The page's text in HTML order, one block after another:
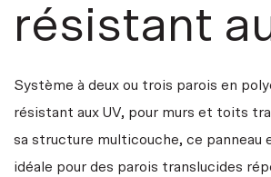
résistant
Système à deux ou trois parois en
résistant aux UV, pour murs et toits
sa structure multicouche, ce panneau
idéale pour des parois translucides